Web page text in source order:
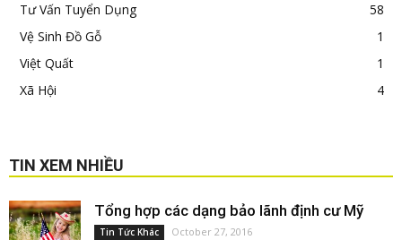
Tư Vấn Tuyển Dụng
58
Vệ Sinh Đồ Gỗ
1
Việt Quất
1
Xã Hội
4
TIN XEM NHIỀU
Tổng hợp các dạng bảo lãnh định cư Mỹ
Tin Tức Khác October 27, 2016